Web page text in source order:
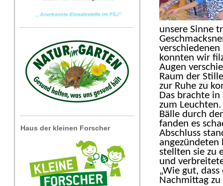
Haus der kleinen Forscher
unsere Sinne
konnten wir
Augen
Raum der
zur Ruhe zu
Das brachte
zum
Bälle durch
fanden es
Abschluss
stellten sie zu
und
„Wie gut,
Nachmittag zu